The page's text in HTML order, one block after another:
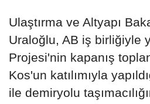
Ulaştırma ve Altyapı
Uraloğlu, AB iş birliğiyle
Projesi'nin kapanış
Kos'un katılımıyla
ile demiryolu